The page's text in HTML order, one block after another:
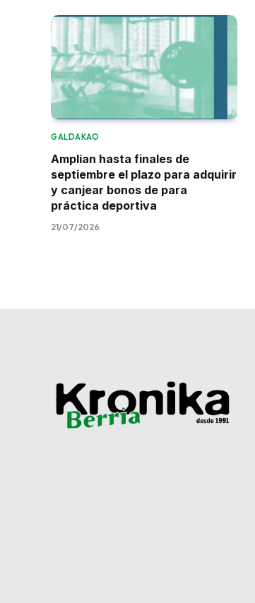
GALDAKAO
Amplían hasta finales de
septiembre el plazo para adquirir
y canjear bonos de para
práctica deportiva
21/07/2026